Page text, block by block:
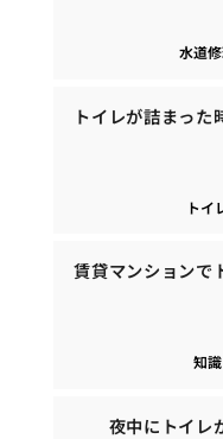
水道
トイレが詰まった
トイ
賃貸マンションで
知識
夜中にトイレ